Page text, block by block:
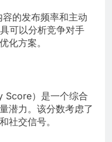
的发布频率和主动
可以分析竞争对手
化方案。
Score）是一个综合
潜力。该分数考虑了
社交信号。